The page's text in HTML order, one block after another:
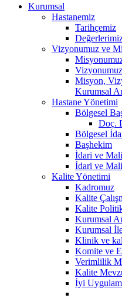
Kurumsal
Hastanemiz
Tarihçemiz
Vizyonumuz ve
Vizyonumuz
Misyon,
Kurumsal
Hastane Yönetimi
Bölgesel
Doç.
Bölgesel
Başhekim
İdari ve
İdari ve Mali
Kalite Yönetimi
Kadromuz
Kalite
Kalite
Kurumsal
Kurumsal
Klinik ve
Komite ve
Verimlilik
Kalite
İyi